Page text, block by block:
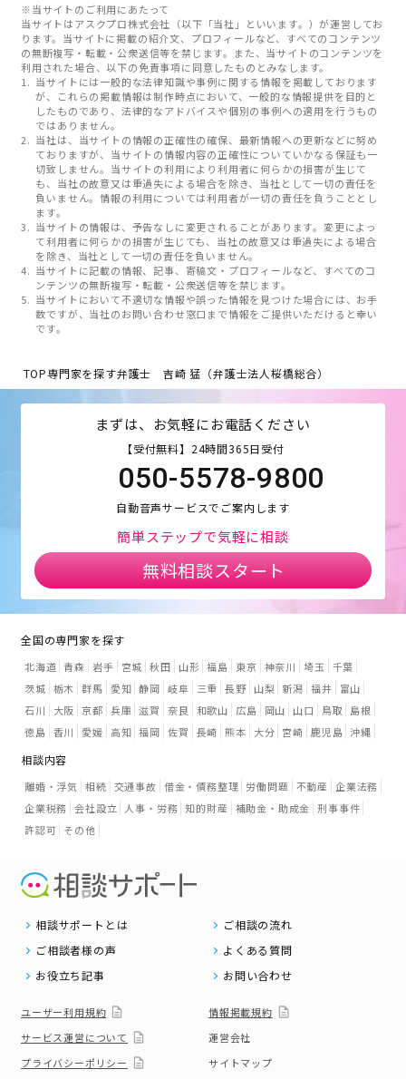
※当サイトのご利用にあたって
当サイトはアスクプロ株式会社（以下「当社」といいます。）が運営してお
ります。当サイトに掲載の紹介文、プロフィールなど、すべてのコンテンツ
の無断複写・転載・公衆送信等を禁じます。また、当サイトのコンテンツを
利用された場合、以下の免責事項に同意したものとみなします。
当サイトには一般的な法律知識や事例に関する情報を掲載しております
が、これらの掲載情報は制作時点において、一般的な情報提供を目的と
したものであり、法律的なアドバイスや個別の事例への適用を行うもの
ではありません。
当社は、当サイトの情報の正確性の確保、最新情報への更新などに努め
ておりますが、当サイトの情報内容の正確性についていかなる保証も一
切致しません。当サイトの利用により利用者に何らかの損害が生じて
も、当社の故意又は重過失による場合を除き、当社として一切の責任を
負いません。情報の利用については利用者が一切の責任を負うこととし
ます。
当サイトの情報は、予告なしに変更されることがあります。変更によっ
て利用者に何らかの損害が生じても、当社の故意又は重過失による場合
を除き、当社として一切の責任を負いません。
当サイトに記載の情報、記事、寄稿文・プロフィールなど、すべてのコ
ンテンツの無断複写・転載・公衆送信等を禁じます。
当サイトにおいて不適切な情報や誤った情報を見つけた場合には、お手
数ですが、当社のお問い合わせ窓口まで情報をご提供いただけると幸い
です。
TOP専門家を探す弁護士 吉崎 猛（弁護士法人桜橋総合）
まずは、お気軽にお電話ください
【受付無料】24時間365日受付
050-5578-9800
自動音声サービスでご案内します
簡単ステップで気軽に相談
無料相談スタート
全国の専門家を探す
北海道 青森 岩手 宮城 秋田 山形 福島 東京 神奈川 埼玉
千葉
茨城 栃木 群馬 愛知 静岡 岐阜 三重 長野 山梨 新潟 福井
富山
石川
大阪 京都 兵庫 滋賀 奈良 和歌山 広島 岡山 山口 鳥取
島根
徳島 香川 愛媛 高知 福岡 佐賀 長崎 熊本 大分 宮崎 鹿児島 沖縄
相談内容
離婚・浮気 相続 交通事故 借金・債務整理 労働問題 不動産 企業法務
企業税務 会社設立 人事・労務 知的財産 補助金・助成金 刑事事件
許認可 その他
相談サポートとは
ご相談の流れ
ご相談者様の声
よくある質問
お役立ち記事
お問い合わせ
ユーザー利用規約
情報掲載規約
サービス運営について
運営会社
プライバシーポリシー
サイトマップ